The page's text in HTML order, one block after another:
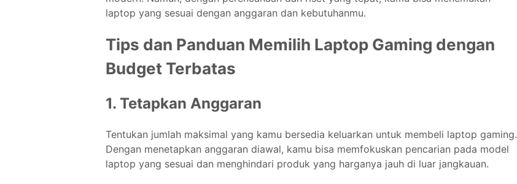
laptop yang sesuai dengan anggaran dan kebutuhanmu.
Tips dan Panduan Memilih Laptop Gaming dengan
Budget Terbatas
1. Tetapkan Anggaran
Tentukan jumlah maksimal yang kamu bersedia keluarkan untuk membeli laptop gaming.
Dengan menetapkan anggaran diawal, kamu bisa memfokuskan pencarian pada model
laptop yang sesuai dan menghindari produk yang harganya jauh di luar jangkauan.